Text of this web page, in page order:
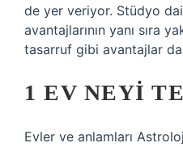
de yer veriyor. Stüdyo
avantajlarının yanı sıra
tasarruf gibi avantajlar
1 EV NEYI
Evler ve anlamları